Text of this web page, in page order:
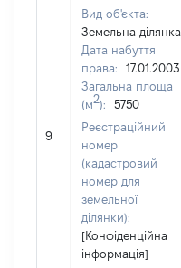
9
Вид об'єкта:
Земельна ділянка
Дата набуття
права:
17.01.2003
Загальна площа
(м2):
5750
Реєстраційний
номер
(кадастровий
номер для
земельної
ділянки):
[Конфіденційна
інформація]